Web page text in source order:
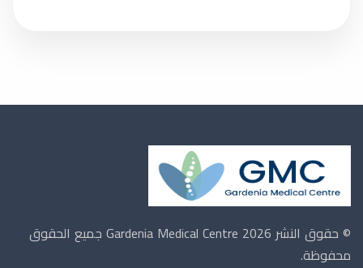
© حقوق النشر 2026 Gardenia Medical Centre
جميع الحقوق
محفوظة.